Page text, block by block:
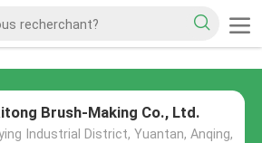
Brush-Making Co., Ltd.
Industrial District, Yuantan, Anqing,